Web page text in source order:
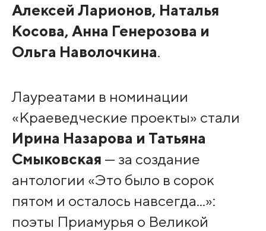
Алексей Ларионов, Наталья
Косова, Анна Генерозова и
Ольга Наволочкина.
Лауреатами в номинации
«Краеведческие проекты» стали
Ирина Назарова и Татьяна
Смыковская — за создание
антологии «Это было в сорок
пятом и осталось навсегда...»:
поэты Приамурья о Великой